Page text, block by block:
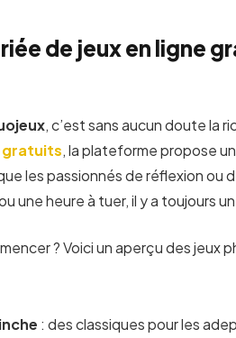
de jeux en ligne
, c’est sans aucun doute la
gratuits, la plateforme propose
les passionnés de réflexion ou
une heure à tuer, il y a toujours
? Voici un aperçu des jeux
: des classiques pour les